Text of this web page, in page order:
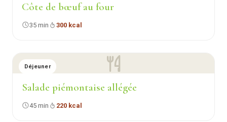
Côte de bœuf au four
35 min 300 kcal
Déjeuner
Salade piémontaise allégée
45 min 220 kcal